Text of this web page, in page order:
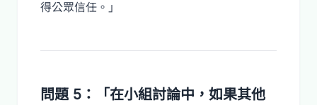
得公眾信任。」
問題 5：「在小組討論中，如果其他